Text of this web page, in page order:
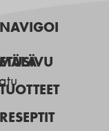
NAVIGOI
TUOTTEET
RESEPTIT